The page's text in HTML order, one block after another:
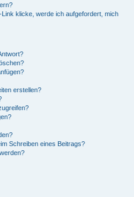
klicke, werde ich aufgefordert, mich
erstellen?
Schreiben eines Beitrags?